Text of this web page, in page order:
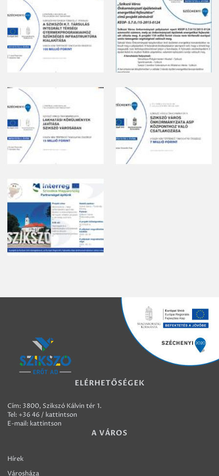
ELÉRHETŐSÉGEK
Cím: 3800, Szikszó Kálvin tér 1.
Tel: +36 46 / kattintson
E-mail: kattintson
A VÁROS
Hírek
Városháza